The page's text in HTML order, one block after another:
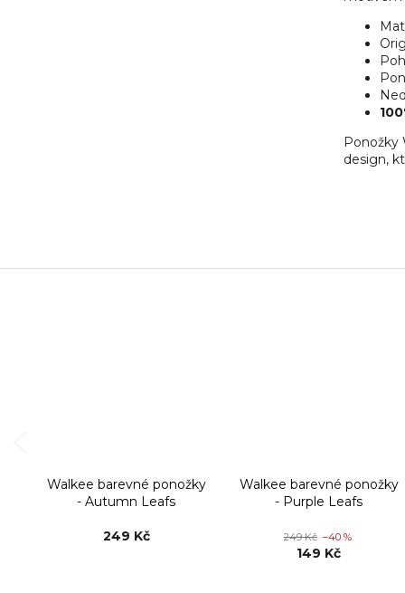
Ponožky
design,
Walkee barevné ponožky
- Autumn Leafs
249 Kč
Walkee barevné ponožky
- Purple Leafs
249 Kč –40 %
149 Kč